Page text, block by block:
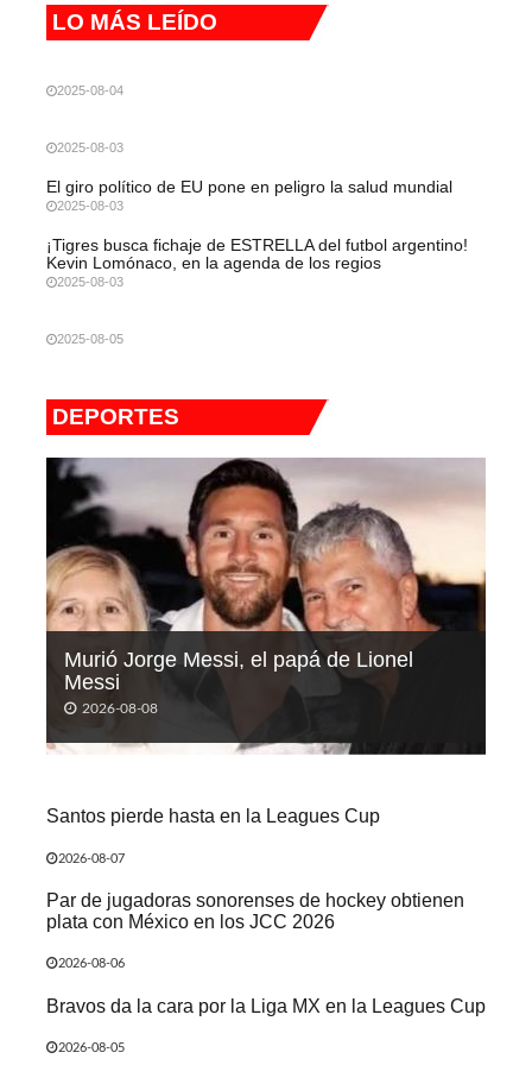
LO MÁS LEÍDO
2025-08-04
2025-08-03
El giro político de EU pone en peligro la salud mundial
2025-08-03
¡Tigres busca fichaje de ESTRELLA del futbol argentino!
Kevin Lomónaco, en la agenda de los regios
2025-08-03
2025-08-05
DEPORTES
Murió Jorge Messi, el papá de Lionel
Messi
2026-08-08
Santos pierde hasta en la Leagues Cup
2026-08-07
Par de jugadoras sonorenses de hockey obtienen
plata con México en los JCC 2026
2026-08-06
Bravos da la cara por la Liga MX en la Leagues Cup
2026-08-05